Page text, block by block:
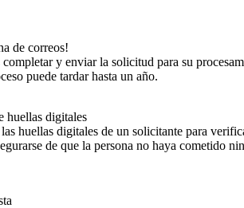
de correos!
y enviar la solicitud para su
puede tardar hasta un año.
huellas digitales
huellas digitales de un solicitante para
de que la persona no haya cometido